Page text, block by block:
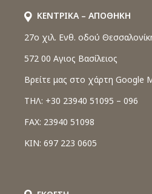
ΚΕΝΤΡΙΚΑ – ΑΠΟΘΗΚΗ
27o χιλ. Ενθ. οδού
572 00 Αγιος Βασίλειος
Βρείτε μας στο χάρτη Google
ΤΗΛ: +30 23940 51095 – 096
FAX: 23940 51098
ΚΙΝ: 697 223 0605